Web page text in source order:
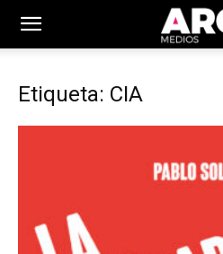
Etiqueta: CIA